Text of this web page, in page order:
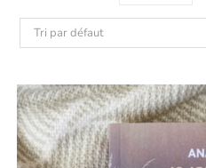
Tri par défaut